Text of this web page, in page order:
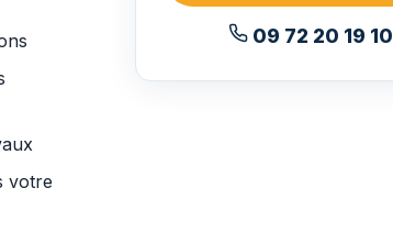
votre
09 72 20 19 10